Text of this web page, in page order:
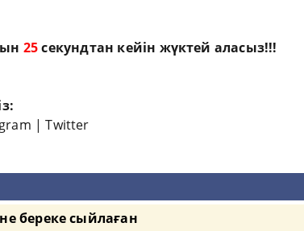
24секундтан кейін жүктей аласыз!!!
|Twitter
береке сыйлаған